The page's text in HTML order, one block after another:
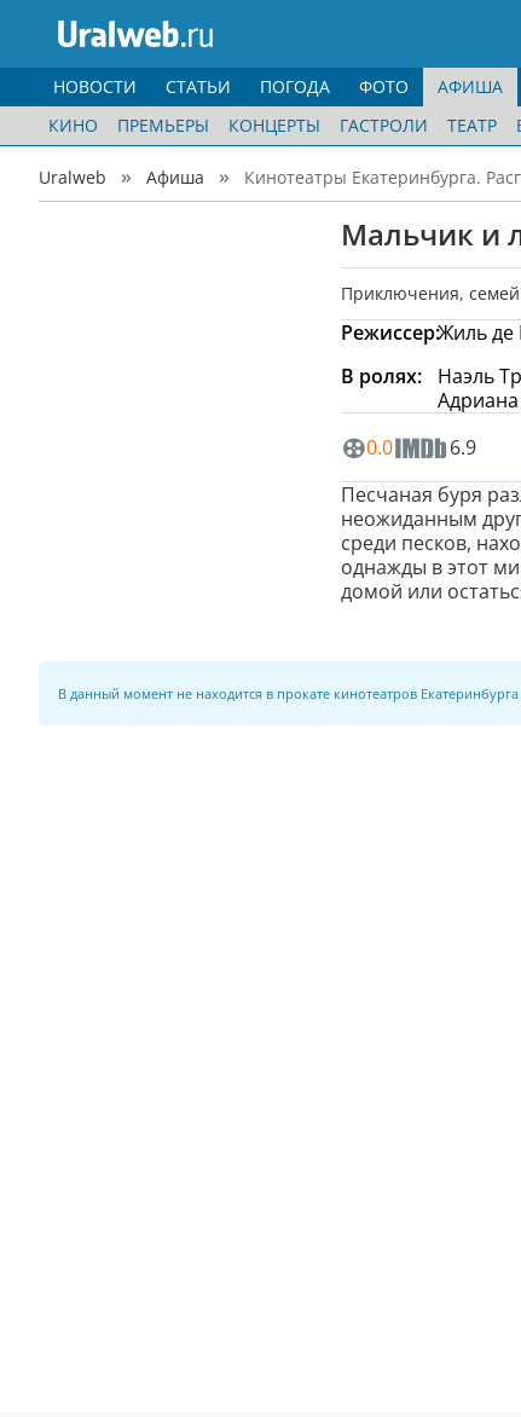
НОВОСТИ СТАТЬИ ПОГОДА ФОТО
АФИША
КИНО
ПРЕМЬЕРЫ КОНЦЕРТЫ ГАСТРОЛИ ТЕАТР
Uralweb Афиша Кинотеатры Екатеринбурга.
Мальчик и
0.0 6.9
Приключения,
Режиссер:Жиль де
В ролях:
Наэль
Песчаная буря
неожиданным
среди песков,
однажды в этот
домой или
В данный момент не находится в прокате кинотеатров Екатеринбурга